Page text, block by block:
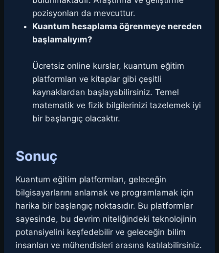
pozisyonları da mevcuttur.
Kuantum hesaplama öğrenmeye nereden
başlamalıyım?
Ücretsiz online kurslar, kuantum eğitim
platformları ve kitaplar gibi çeşitli
kaynaklardan başlayabilirsiniz. Temel
matematik ve fizik bilgilerinizi tazelemek iyi
bir başlangıç olacaktır.
Sonuç
Kuantum eğitim platformları, geleceğin
bilgisayarlarını anlamak ve programlamak için
harika bir başlangıç noktasıdır. Bu platformlar
sayesinde, bu devrim niteliğindeki teknolojinin
potansiyelini keşfedebilir ve geleceğin bilim
insanları ve mühendisleri arasına katılabilirsiniz.